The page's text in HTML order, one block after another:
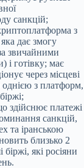
санкцій;
з
дає змогу
звичайними
і готівку; має
через місцеві
однією з платформ,
здійснює платежі
санкцій,
та іранською
близько 2
які росіяни